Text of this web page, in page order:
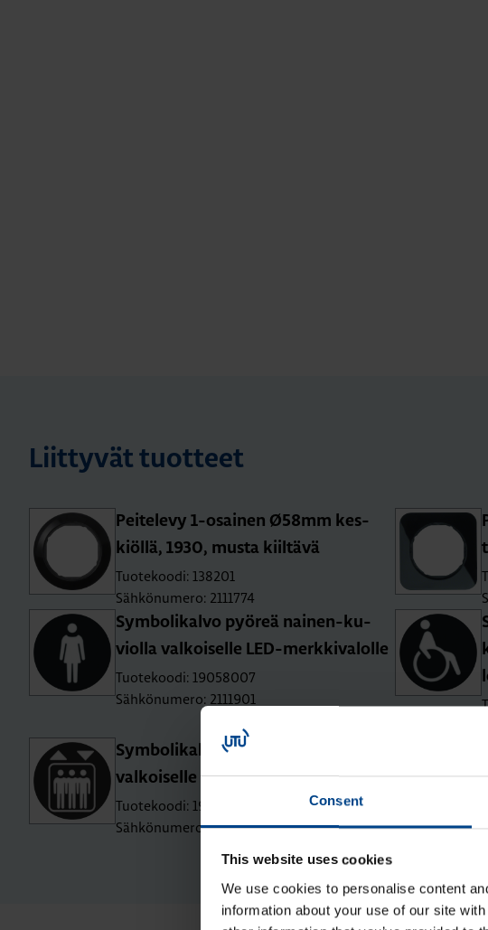
Consent
This website uses cookies
We use cookies to personalise content
information about your use of our site
Liittyvät tuotteet
Pei­te­le­vy 1-osai­nen Ø58mm kes­
kiöl­lä, 1930, musta kiil­tä­vä
Tuotekoodi: 138201
Sähkönumero: 2111774
Sym­bo­li­kal­vo pyö­reä nai­nen-ku­
viol­la val­koi­sel­le LED-merk­ki­va­lol­le
Tuotekoodi: 19058007
Sähkönumero: 2111901
Sym­bo­li­kal­vo pyö­reä his­si-ku­viol­la
val­koi­sel­le LED-merk­ki­va­lol­le
Tuotekoodi: 19058010
Sähkönumero: 2111904